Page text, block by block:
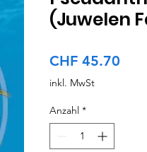
(Juwelen
CHF 45.70
inkl. MwSt
Anzahl *